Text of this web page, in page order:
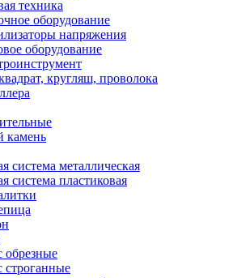
техника
оборудование
напряжения
оборудование
кругляш, проволока
камень
система металлическая
система пластиковая
обрезные
строганные